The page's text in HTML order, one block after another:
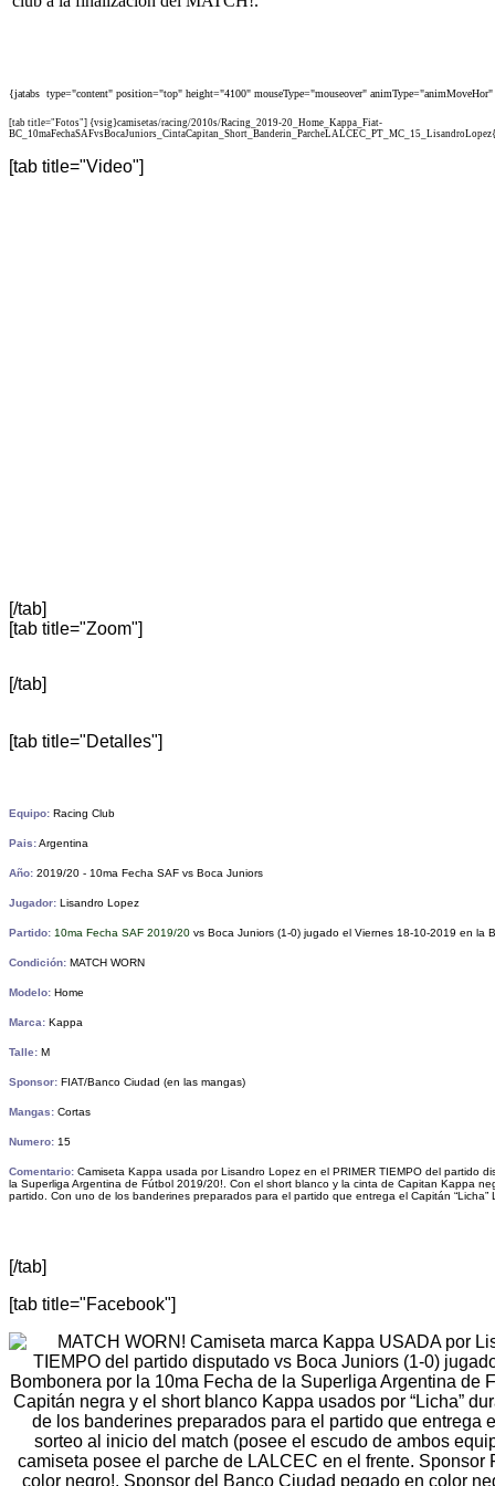
{jatabs type="content" position="top" height="4100" mouseType="mouseover" animType="animMoveHor"
[tab title="Fotos"] {vsig}camisetas/racing/2010s/Racing_2019-20_Home_Kappa_Fiat-
[tab title="Video"]
[/tab]
[tab title="Zoom"]
[/tab]
[tab title="Detalles"]
Equipo: Racing Club
Pais:Argentina
Año: 2019/20 - 10ma Fecha SAF vs Boca Juniors
Jugador: Lisandro Lopez
Partido: 10ma Fecha SAF 2019/20 vs Boca Juniors (1-0) jugado el Viernes 18-10-2019 en la
Condición: MATCH WORN
Modelo: Home
Marca: Kappa
Talle: M
Sponsor: FIAT/Banco Ciudad (en las mangas)
Mangas: Cortas
Numero: 15
Comentario: Camiseta Kappa usada por Lisandro Lopez en el PRIMER TIEMPO del partido
la Superliga Argentina de Fútbol 2019/20!. Con el short blanco y la cinta de Capitan Kappa
partido. Con uno de los banderines preparados para el partido que entrega el Capitán “Licha”
[/tab]
[tab title="Facebook"]